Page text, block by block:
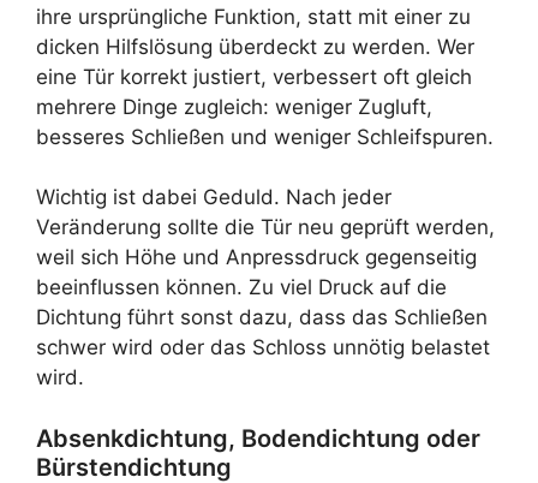
ihre ursprüngliche Funktion, statt mit einer zu
dicken Hilfslösung überdeckt zu werden. Wer
eine Tür korrekt justiert, verbessert oft gleich
mehrere Dinge zugleich: weniger Zugluft,
besseres Schließen und weniger Schleifspuren.
Wichtig ist dabei Geduld. Nach jeder
Veränderung sollte die Tür neu geprüft werden,
weil sich Höhe und Anpressdruck gegenseitig
beeinflussen können. Zu viel Druck auf die
Dichtung führt sonst dazu, dass das Schließen
schwer wird oder das Schloss unnötig belastet
wird.
Absenkdichtung, Bodendichtung oder
Bürstendichtung